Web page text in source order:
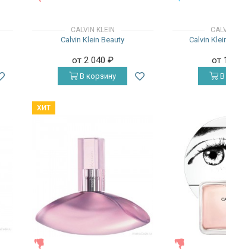
CALVIN KLEIN
Calvin Klein Beauty
от 2 040 ₽
В корзину
Calvin
от
В
ХИТ